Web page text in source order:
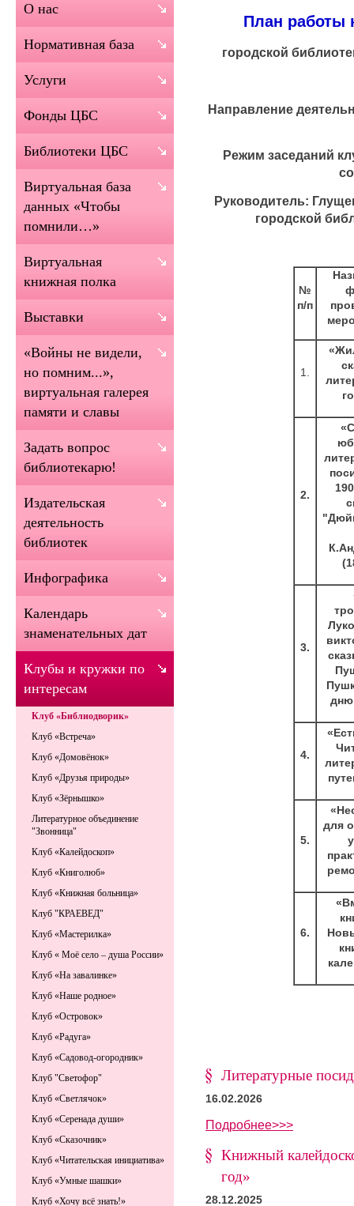
План работы
городской
Направление
Режим заседаний
Руководитель:
городской
№
п/п
1.
2.
3.
дню
4.
5.
для
6.
Литературные
16.02.2026
Подробнее>>>
Книжный
год»
28.12.2025
О нас
Нормативная база
Услуги
Фонды ЦБС
Библиотеки ЦБС
Виртуальная база
данных «Чтобы
помнили…»
Виртуальная
книжная полка
Выставки
«Войны не видели,
но помним...»,
виртуальная галерея
памяти и славы
Задать вопрос
библиотекарю!
Издательская
деятельность
библиотек
Инфографика
Календарь
знаменательных дат
Клубы и кружки по
интересам
Клуб «Библиодворик»
Клуб «Встреча»
Клуб «Домовёнок»
Клуб «Друзья природы»
Клуб «Зёрнышко»
Литературное объединение
"Звонница"
Клуб «Калейдоскоп»
Клуб «Книголюб»
Клуб «Книжная больница»
Клуб "КРАЕВЕД"
Клуб «Мастерилка»
Клуб « Моё село – душа России»
Клуб «На завалинке»
Клуб «Наше родное»
Клуб «Островок»
Клуб «Радуга»
Клуб «Садовод-огородник»
Клуб "Светофор"
Клуб «Светлячок»
Клуб «Серенада души»
Клуб «Сказочник»
Клуб «Читательская инициатива»
Клуб «Умные шашки»
Клуб «Хочу всё знать!»